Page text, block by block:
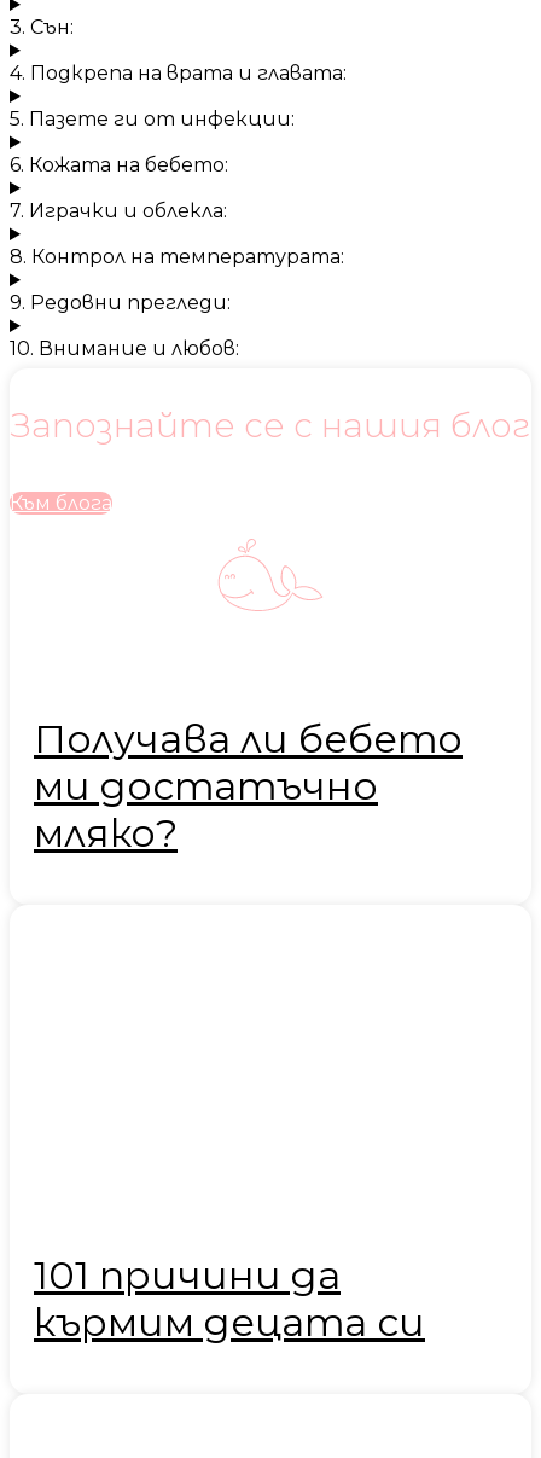
3. Сън:
4. Подкрепа на врата и главата:
5. Пазете ги от инфекции:
6. Кожата на бебето:
7. Играчки и облекла:
8. Контрол на температурата:
9. Редовни прегледи:
10. Внимание и любов:
Запознайте се с нашия блог
Към блога
Получава ли бебето
ми достатъчно
мляко?
101 причини да
кърмим децата си